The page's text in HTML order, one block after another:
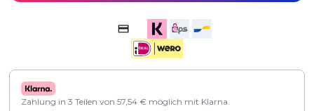
Zahlung in 3 Teilen von 57,54 € möglich mit Klarna.